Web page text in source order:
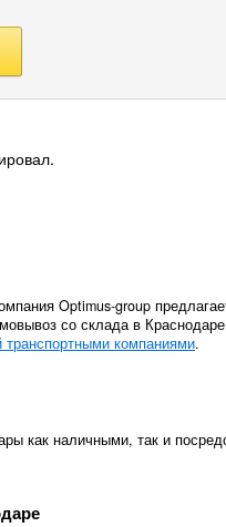
Optimus-group
со склада в
транспортными компаниями.
как наличными, так и